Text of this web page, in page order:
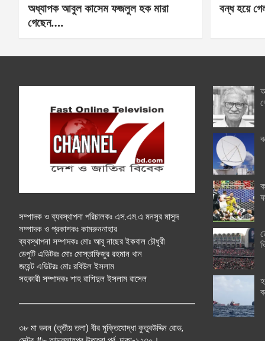
অধ্যাপক আবুল কাসেম ফজলুল হক মারা
গেছেন….
বন্ধ হয়ে
সম্পাদক ও ব্যবস্থাপনা পরিচালকঃ এস.এম.এ মনসুর মাসুদ
সম্পাদক ও প্রকাশকঃ কামরুননাহার
ব্যবস্থাপনা সম্পাদকঃ মোঃ আবু নাছের ইকবাল চৌধুরী
ডেপুটি এডিটরঃ মোঃ মোস্তাফিজুর রহমান খান
জয়েন্ট এডিটরঃ মোঃ রবিউল ইসলাম
সহকারী সম্পাদকঃ শাহ রাশিদুল ইসলাম রাসেল
৩৮ মা ভবন (তৃতীয় তলা) বীর মুক্তিযোদ্ধা কুতুবউদ্দিন রোড,